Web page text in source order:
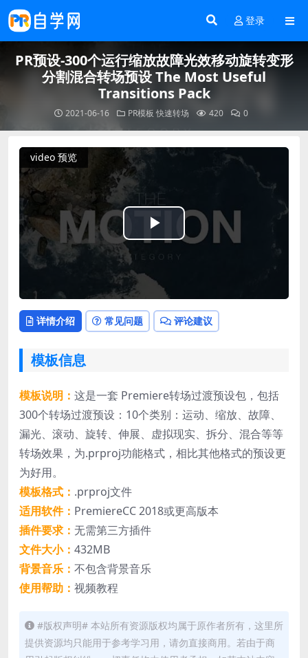
登录
PR预设-300个运行缩放故障光效移动旋转变形
分割混合转场预设 The Most Useful
Transitions Pack
2021-06-16 PR模板 快速转场 420 0
video 预览
Play
详情介绍 常见问题 评论建议
模板信息
模板说明： 这是一套 Premiere转场过渡预设包，包括
300个转场过渡预设：10个类别：运动、缩放、故障、
漏光、滚动、旋转、伸展、虚拟现实、拆分、混合等等
转场效果，为.prproj功能格式，相比其他格式的预设更
为好用。
模板格式： .prproj文件
适用软件： PremiereCC 2018或更高版本
插件要求： 无需第三方插件
文件大小： 432MB
背景音乐： 不包含背景音乐
使用帮助： 视频教程
#版权声明# 本站所有资源版权均属于原作者所有，这里所
提供资源均只能用于参考学习用，请勿直接商用。若由于商